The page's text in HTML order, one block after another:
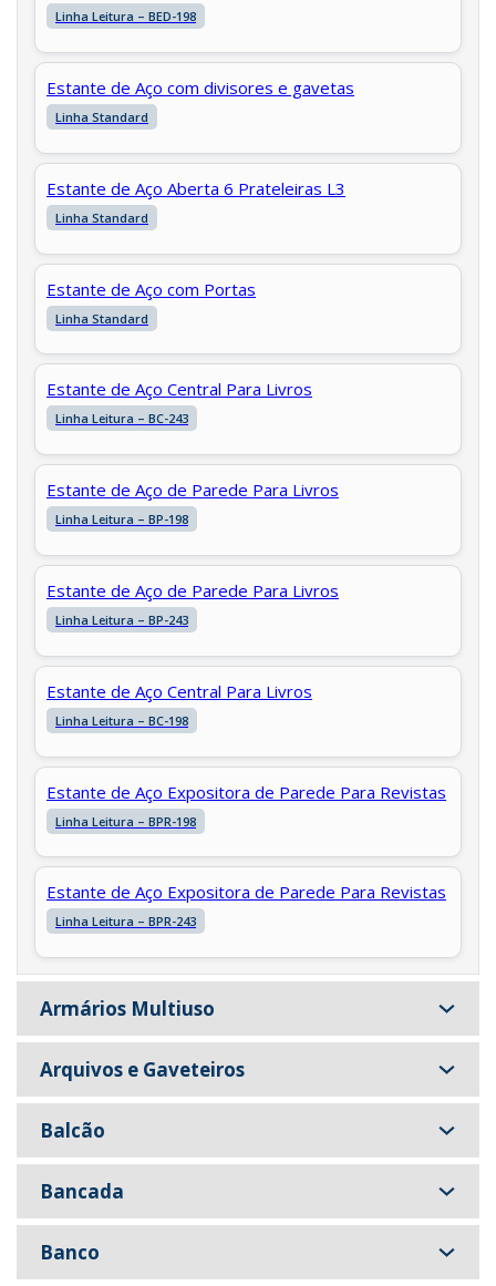
Linha Leitura – BED-198
Estante de Aço com divisores e gavetas
Linha Standard
Estante de Aço Aberta 6 Prateleiras L3
Linha Standard
Estante de Aço com Portas
Linha Standard
Estante de Aço Central Para Livros
Linha Leitura – BC-243
Estante de Aço de Parede Para Livros
Linha Leitura – BP-198
Estante de Aço de Parede Para Livros
Linha Leitura – BP-243
Estante de Aço Central Para Livros
Linha Leitura – BC-198
Estante de Aço Expositora de Parede Para Revistas
Linha Leitura – BPR-198
Estante de Aço Expositora de Parede Para Revistas
Linha Leitura – BPR-243
Armários Multiuso
Arquivos e Gaveteiros
Balcão
Bancada
Banco